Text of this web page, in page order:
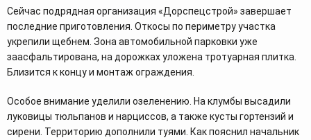
Сейчас подрядная организация «Дорспецстрой» завершает
последние приготовления. Откосы по периметру участка
укрепили щебнем. Зона автомобильной парковки уже
заасфальтирована, на дорожках уложена тротуарная плитка.
Близится к концу и монтаж ограждения.
Особое внимание уделили озеленению. На клумбы высадили
луковицы тюльпанов и нарциссов, а также кусты гортензий и
сирени. Территорию дополнили туями. Как пояснил начальник